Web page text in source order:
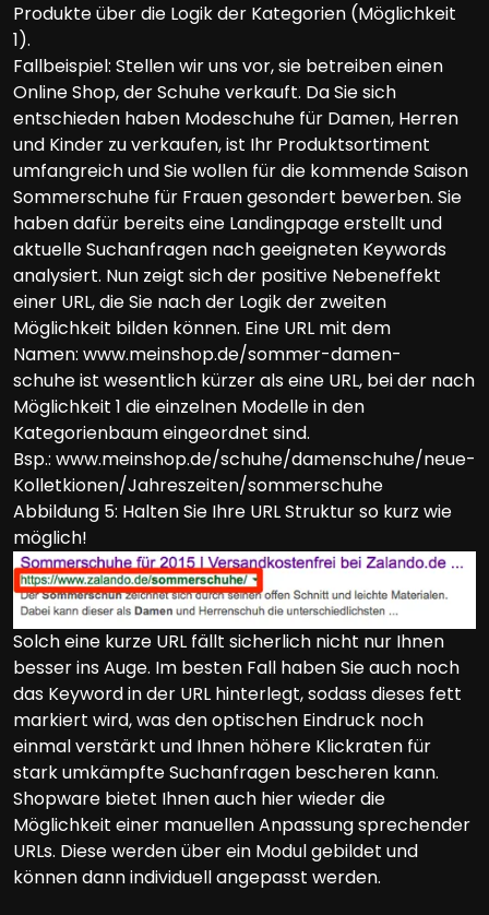
Produkte über die Logik der Kategorien (Möglichkeit
1).
Fallbeispiel: Stellen wir uns vor, sie betreiben einen
Online Shop, der Schuhe verkauft. Da Sie sich
entschieden haben Modeschuhe für Damen, Herren
und Kinder zu verkaufen, ist Ihr Produktsortiment
umfangreich und Sie wollen für die kommende Saison
Sommerschuhe für Frauen gesondert bewerben. Sie
haben dafür bereits eine Landingpage erstellt und
aktuelle Suchanfragen nach geeigneten Keywords
analysiert. Nun zeigt sich der positive Nebeneffekt
einer URL, die Sie nach der Logik der zweiten
Möglichkeit bilden können. Eine URL mit dem
Namen: www.meinshop.de/sommer-damen-
schuhe ist wesentlich kürzer als eine URL, bei der nach
Möglichkeit 1 die einzelnen Modelle in den
Kategorienbaum eingeordnet sind.
Bsp.: www.meinshop.de/schuhe/damenschuhe/neue-
Kolletkionen/Jahreszeiten/sommerschuhe
Abbildung 5: Halten Sie Ihre URL Struktur so kurz wie
möglich!
Solch eine kurze URL fällt sicherlich nicht nur Ihnen
besser ins Auge. Im besten Fall haben Sie auch noch
das Keyword in der URL hinterlegt, sodass dieses fett
markiert wird, was den optischen Eindruck noch
einmal verstärkt und Ihnen höhere Klickraten für
stark umkämpfte Suchanfragen bescheren kann.
Shopware bietet Ihnen auch hier wieder die
Möglichkeit einer manuellen Anpassung sprechender
URLs. Diese werden über ein Modul gebildet und
können dann individuell angepasst werden.